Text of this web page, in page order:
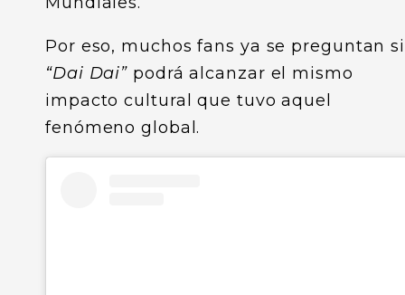
Por eso, muchos fans ya se preguntan si
“Dai Dai” podrá alcanzar el mismo
impacto cultural que tuvo aquel
fenómeno global.